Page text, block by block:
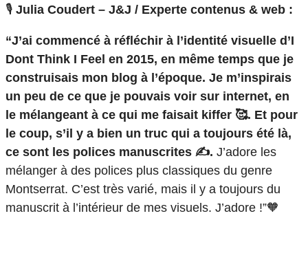
🎙️ Julia Coudert – J&J / Experte contenus & web :
“J’ai commencé à réfléchir à l’identité visuelle d’I
Dont Think I Feel en 2015, en même temps que je
construisais mon blog à l’époque. Je m’inspirais
un peu de ce que je pouvais voir sur internet, en
le mélangeant à ce qui me faisait kiffer 🥰. Et pour
le coup, s’il y a bien un truc qui a toujours été là,
ce sont les polices manuscrites ✍️. J’adore les
mélanger à des polices plus classiques du genre
Montserrat. C’est très varié, mais il y a toujours du
manuscrit à l’intérieur de mes visuels. J’adore !”🧡